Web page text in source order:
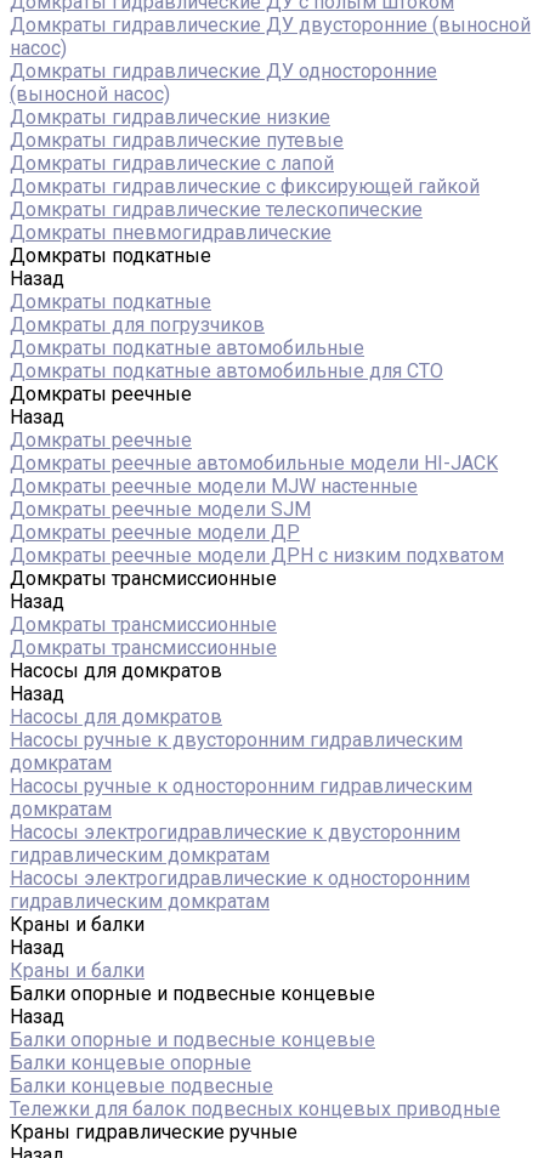
Домкраты гидравлические ДУ двусторонние (выносной
насос)
Домкраты гидравлические ДУ односторонние
(выносной насос)
Домкраты гидравлические низкие
Домкраты гидравлические путевые
Домкраты гидравлические с лапой
Домкраты гидравлические с фиксирующей гайкой
Домкраты гидравлические телескопические
Домкраты пневмогидравлические
Домкраты подкатные
Назад
Домкраты подкатные
Домкраты для погрузчиков
Домкраты подкатные автомобильные
Домкраты подкатные автомобильные для СТО
Домкраты реечные
Назад
Домкраты реечные
Домкраты реечные автомобильные модели HI-JACK
Домкраты реечные модели MJW настенные
Домкраты реечные модели SJM
Домкраты реечные модели ДР
Домкраты реечные модели ДРН с низким подхватом
Домкраты трансмиссионные
Назад
Домкраты трансмиссионные
Домкраты трансмиссионные
Насосы для домкратов
Назад
Насосы для домкратов
Насосы ручные к двусторонним гидравлическим
домкратам
Насосы ручные к односторонним гидравлическим
домкратам
Насосы электрогидравлические к двусторонним
гидравлическим домкратам
Насосы электрогидравлические к односторонним
гидравлическим домкратам
Краны и балки
Назад
Краны и балки
Балки опорные и подвесные концевые
Назад
Балки опорные и подвесные концевые
Балки концевые опорные
Балки концевые подвесные
Тележки для балок подвесных концевых приводные
Краны гидравлические ручные